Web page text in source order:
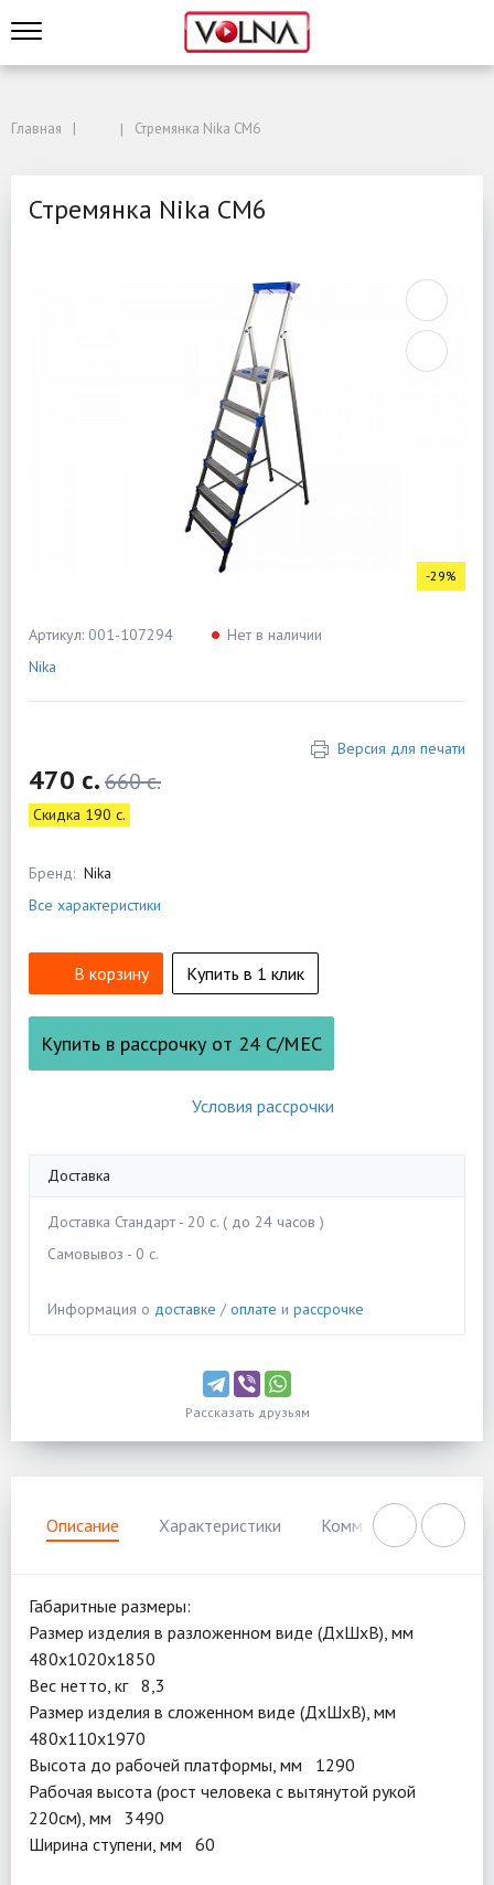
Главная Стремянка Nika СМ6
Стремянка Nika СМ6
-29%
Артикул: 001-107294
Нет в наличии
Nika
Версия для печати
470 c.660 c.
Скидка 190 c.
Бренд: Nika
Все характеристики
В корзину Купить в 1 клик
Купить в рассрочку от 24 С/МЕС
Условия рассрочки
Доставка
Доставка Стандарт - 20 c. ( до 24 часов )
Самовывоз - 0 c.
Информация о доставке /оплате и рассрочке
Рассказать друзьям
Описание Характеристики Комментарии
Габаритные размеры:
Размер изделия в разложенном виде (ДхШхВ), мм
480х1020х1850
Вес нетто, кг 8,3
Размер изделия в сложенном виде (ДхШхВ), мм
480х110х1970
Высота до рабочей платформы, мм 1290
Рабочая высота (рост человека с вытянутой рукой
220см), мм 3490
Ширина ступени, мм 60